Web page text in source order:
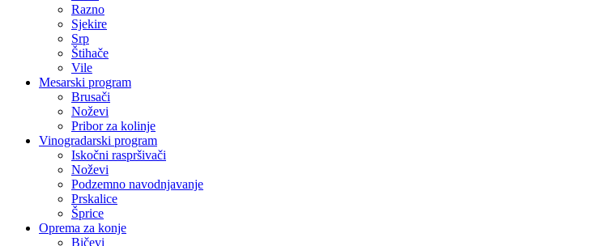
Razno
Sjekire
Srp
Štihače
Vile
Mesarski program
Brusači
Noževi
Pribor za kolinje
Vinogradarski program
Iskočni raspršivači
Noževi
Podzemno navodnjavanje
Prskalice
Šprice
Oprema za konje
Bičevi